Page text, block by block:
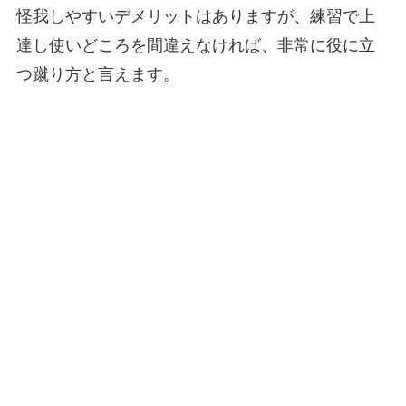
怪我しやすいデメリットはありますが、練習で上
達し使いどころを間違えなければ、非常に役に立
つ蹴り方と言えます。